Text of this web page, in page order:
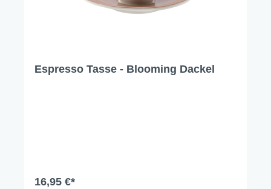
Espresso Tasse - Blooming Dackel
16,95 €*